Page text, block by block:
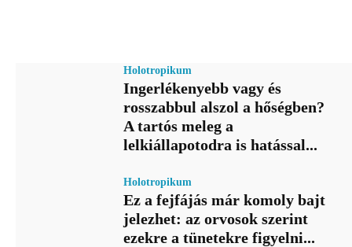
Holotropikum
Ingerlékenyebb vagy és
rosszabbul alszol a hőségben?
A tartós meleg a
lelkiállapotodra is hatással...
Holotropikum
Ez a fejfájás már komoly bajt
jelezhet: az orvosok szerint
ezekre a tünetekre figyelni...